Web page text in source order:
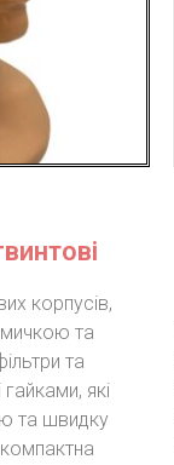
корпусів,
та
та
які
та швидку
компактна